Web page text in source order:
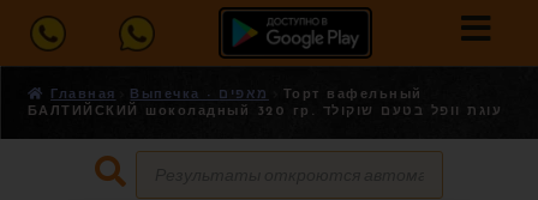
Главная Выпечка - מאפים
Торт вафельный
БАЛТИЙСКИЙ шоколадный 320 гр. עוגת וופל בטעם שוקולד